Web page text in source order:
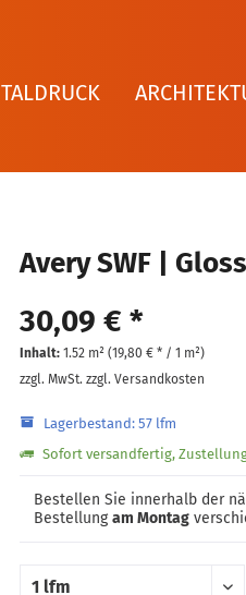
Avery SWF |
30,09 € *
Inhalt: 1.52 m² (19,80 €* / 1 m²)
zzgl. MwSt. zzgl. Versandkosten
Lagerbestand: 57 lfm
Sofort versandfertig,
Bestellen Sie innerhalb der
Bestellungam Montag